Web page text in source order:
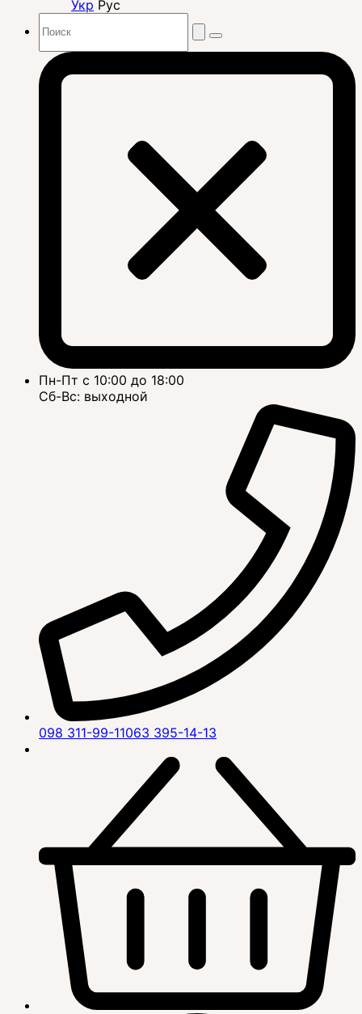
Укр Рус
Пн-Пт с 10:00 до 18:00
Сб-Вс: выходной
098 311-99-11063 395-14-13